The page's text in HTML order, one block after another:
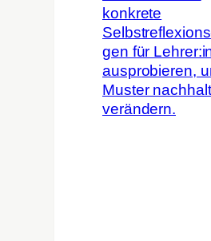
konkrete
gen für
ausprobieren,
Muster
verändern.